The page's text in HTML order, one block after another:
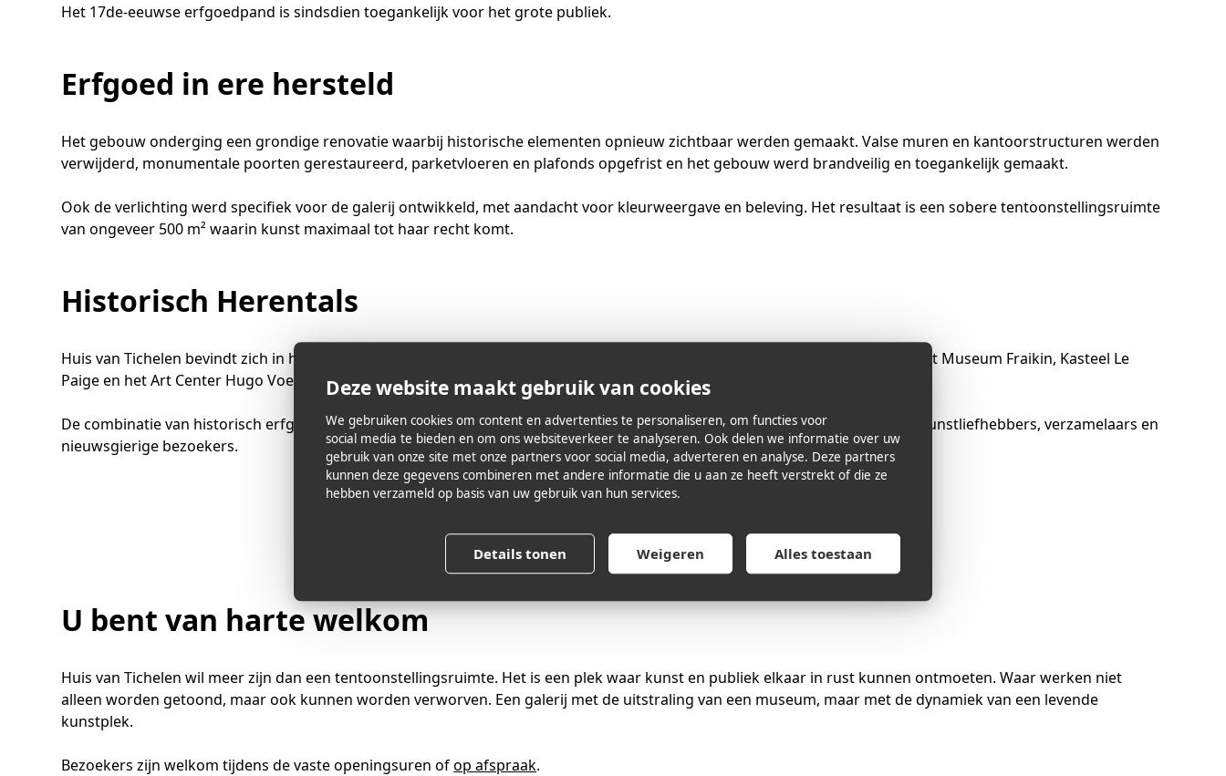
Deze website maakt gebruik van cookies
We gebruiken cookies om content en advertenties te personaliseren, om functies voor
social media te bieden en om ons websiteverkeer te analyseren. Ook delen we informatie over uw
gebruik van onze site met onze partners voor social media, adverteren en analyse. Deze partners
kunnen deze gegevens combineren met andere informatie die u aan ze heeft verstrekt of die ze
hebben verzameld op basis van uw gebruik van hun services.
Details tonen Weigeren Alles toestaan
Het 17de-eeuwse erfgoedpand is sindsdien toegankelijk voor het grote publiek.
Erfgoed in ere hersteld
Het gebouw onderging een grondige renovatie waarbij historische elementen opnieuw zichtbaar werden gemaakt. Valse muren en kantoorstructuren werden
verwijderd, monumentale poorten gerestaureerd, parketvloeren en plafonds opgefrist en het gebouw werd brandveilig en toegankelijk gemaakt.
Ook de verlichting werd specifiek voor de galerij ontwikkeld, met aandacht voor kleurweergave en beleving. Het resultaat is een sobere tentoonstellingsruimte
van ongeveer 500 m² waarin kunst maximaal tot haar recht komt.
Historisch Herentals
Huis van Tichelen bevindt zich in het hart van Herentals en versterkt het culturele landschap van de stad, naast onder meer het Museum Fraikin, Kasteel Le
Paige en het Art Center Hugo Voeten.
De combinatie van historisch erfgoed en hedendaagse kunst maakt van Huis van Tichelen een bijzondere bestemming voor kunstliefhebbers, verzamelaars en
nieuwsgierige bezoekers.
U bent van harte welkom
Huis van Tichelen wil meer zijn dan een tentoonstellingsruimte. Het is een plek waar kunst en publiek elkaar in rust kunnen ontmoeten. Waar werken niet
alleen worden getoond, maar ook kunnen worden verworven. Een galerij met de uitstraling van een museum, maar met de dynamiek van een levende
kunstplek.
Bezoekers zijn welkom tijdens de vaste openingsuren ofop afspraak.